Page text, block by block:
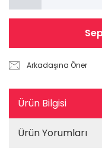
Arkadaşına Öner
Ürün Bilgisi
Ürün Yorumları